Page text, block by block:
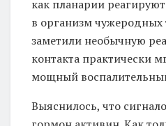
как планарии
в организм чужеродных
заметили необычную
контакта практически
мощный
Выяснилось, что